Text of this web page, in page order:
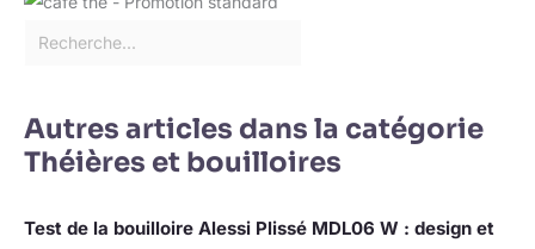
Poignée de
verre Base LED : la
lumière bleue indique
Service sans fil : la
Autres articles dans la catégorie
Théières et bouilloires
Test de la bouilloire Alessi Plissé MDL06 W : design et